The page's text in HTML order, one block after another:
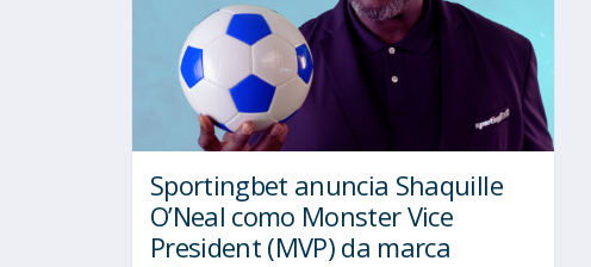
Sportingbet anuncia Shaquille
O’Neal como Monster Vice
President (MVP) da marca